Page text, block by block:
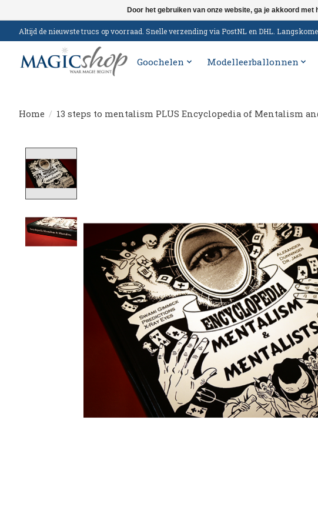
Altijd de nieuwste trucs op voorraad. Snelle verzending via PostNL en DHL.
Goochelen Modelleerballonnen
Home / 13 steps to mentalism PLUS Encyclopedia of Mentalism
Door het gebruiken van onze website, ga je akkoord